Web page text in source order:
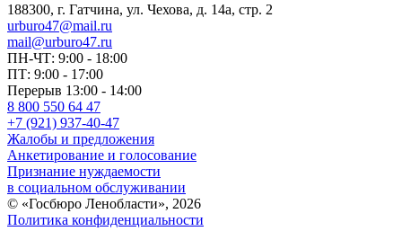
188300, г. Гатчина, ул. Чехова, д. 14а, стр. 2
urburo47@mail.ru
mail@urburo47.ru
ПН-ЧТ: 9:00 - 18:00
ПТ: 9:00 - 17:00
Перерыв 13:00 - 14:00
8 800 550 64 47
+7 (921) 937-40-47
Жалобы и предложения
Анкетирование и голосование
Признание нуждаемости
в социальном обслуживании
© «Госбюро Ленобласти», 2026
Политика конфиденциальности